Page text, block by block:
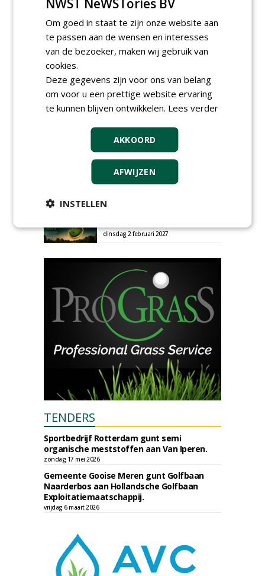
AGENDA
HAS start nieuwe opleiding
Hoofdgreenkeeper
donderdag 24 september 2026
Save the Date: Green Gala op
woensdag 2 december
dinsdag 2 februari 2027
TENDERS
Sportbedrijf Rotterdam gunt semi
organische meststoffen aan Van Iperen.
zondag 17 mei 2026
Gemeente Gooise Meren gunt Golfbaan
Naarderbos aan Hollandsche Golfbaan
Exploitatiemaatschappij.
vrijdag 6 maart 2026
Om goed in staat te zijn onze website aan
te passen aan de wensen en interesses
van de bezoeker, maken wij gebruik van
cookies.
Deze gegevens zijn voor ons van belang
om voor u een prettige website ervaring
te kunnen blijven ontwikkelen. Lees verder
AKKOORD
AFWIJZEN
INSTELLEN